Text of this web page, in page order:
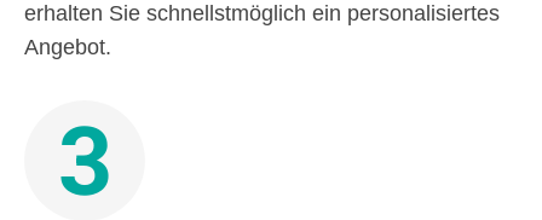
erhalten Sie schnellstmöglich ein personalisiertes
Angebot.
3